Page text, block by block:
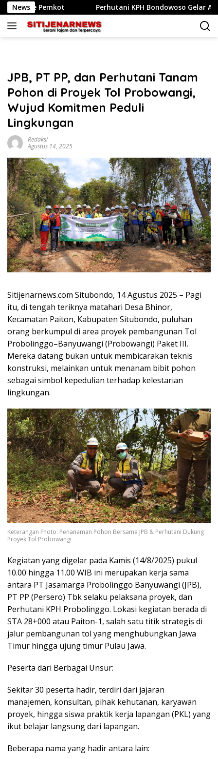
Langsung
ke
konten
News Perhutani KPH Bondowoso Gelar Apel Siaga
JPB, PT PP, dan Perhutani Tanam
Pohon di Proyek Tol Probowangi,
Wujud Komitmen Peduli
Lingkungan
Redaksi
Agustus 14, 2025
Sitijenarnews.com Situbondo, 14 Agustus 2025 – Pagi
itu, di tengah teriknya matahari Desa Bhinor,
Kecamatan Paiton, Kabupaten Situbondo, puluhan
orang berkumpul di area proyek pembangunan Tol
Probolinggo–Banyuwangi (Probowangi) Paket III.
Mereka datang bukan untuk membicarakan teknis
konstruksi, melainkan untuk menanam bibit pohon
sebagai simbol kepedulian terhadap kelestarian
lingkungan.
Keterangan Fhoto: Penanaman Pohon Bersama JPB & Perhutani Dukung
Proyek Tol Probowangi
Kegiatan yang digelar pada Kamis (14/8/2025) pukul
10.00 hingga 11.00 WIB ini merupakan kerja sama
antara PT Jasamarga Probolinggo Banyuwangi (JPB),
PT PP (Persero) Tbk selaku pelaksana proyek, dan
Perhutani KPH Probolinggo. Lokasi kegiatan berada di
STA 28+000 atau Paiton-1, salah satu titik strategis di
jalur pembangunan tol yang menghubungkan Jawa
Timur hingga ujung timur Pulau Jawa.
Peserta dari Berbagai Unsur:
Sekitar 30 peserta hadir, terdiri dari jajaran
manajemen, konsultan, pihak kehutanan, karyawan
proyek, hingga siswa praktik kerja lapangan (PKL) yang
ikut belajar langsung dari lapangan.
Beberapa nama yang hadir antara lain: